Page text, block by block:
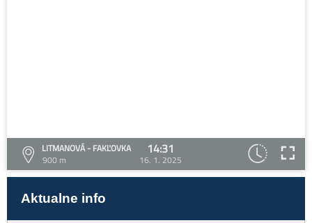
LITMANOVÁ - FAKĽOVKA
900 m
14:31
16. 1. 2025
Aktualne info